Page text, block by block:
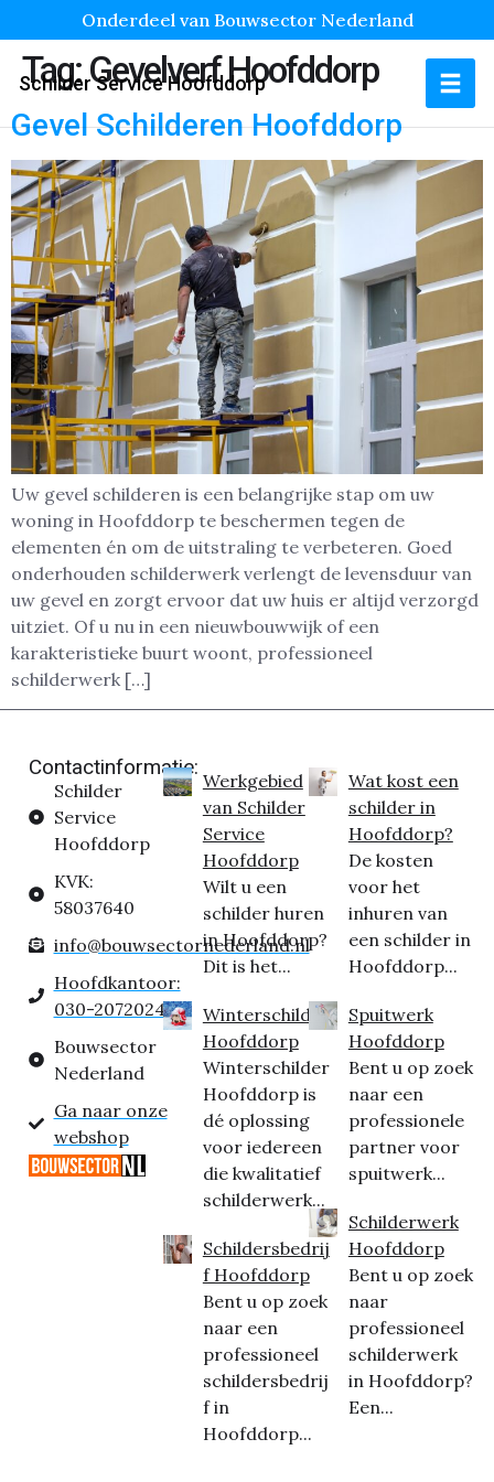
Onderdeel van Bouwsector Nederland
Schilder Service Hoofddorp
Tag:Gevelverf Hoofddorp
Gevel Schilderen Hoofddorp
Uw gevel schilderen is een belangrijke stap om uw
woning in Hoofddorp te beschermen tegen de
elementen én om de uitstraling te verbeteren. Goed
onderhouden schilderwerk verlengt de levensduur van
uw gevel en zorgt ervoor dat uw huis er altijd verzorgd
uitziet. Of u nu in een nieuwbouwwijk of een
karakteristieke buurt woont, professioneel
schilderwerk […]
Contactinformatie:
Schilder
Service
Hoofddorp
KVK:
58037640
info@bouwsectornederland.nl
Hoofdkantoor:
030-2072024
Bouwsector
Nederland
Ga naar onze
webshop
Werkgebied
van Schilder
Service
Hoofddorp
Wilt u een
schilder huren
in Hoofddorp?
Dit is het...
Winterschilder
Hoofddorp
Winterschilder
Hoofddorp is
dé oplossing
voor iedereen
die kwalitatief
schilderwerk...
Schildersbedrij
f Hoofddorp
Bent u op zoek
naar een
professioneel
schildersbedrij
f in
Hoofddorp...
Wat kost een
schilder in
Hoofddorp?
De kosten
voor het
inhuren van
een schilder in
Hoofddorp...
Spuitwerk
Hoofddorp
Bent u op zoek
naar een
professionele
partner voor
spuitwerk...
Schilderwerk
Hoofddorp
Bent u op zoek
naar
professioneel
schilderwerk
in Hoofddorp?
Een...